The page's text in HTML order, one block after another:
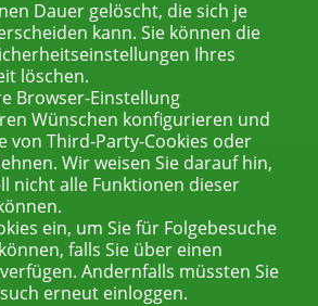
Dauer gelöscht, die sich je
kann. Sie können die
Ihres
löschen.
Browser-Einstellung
Wünschen konfigurieren und
von Third-Party-Cookies oder
Wir weisen Sie darauf hin,
nicht alle Funktionen dieser
ein, um Sie für Folgebesuche
falls Sie über einen
Andernfalls müssten Sie
erneut einloggen.